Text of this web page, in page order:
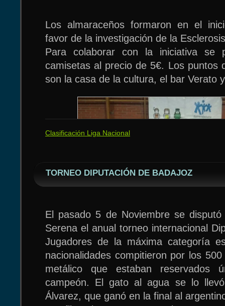
entre ellos. Lucas ganó a Miguel en
semifinales fue Marlon el que se
Fifere cayó derrotada en cuartos
García de Zalamea que sería el
Abel Viorel perdió en octavos de final
La aportación en la alineación de los
“Recio” y “Pérez” fue
choques en el definitivo partido del
partido de desempate que se
interpretado a la perfección por Fermin
estas victorias los almaraceños se
fase de ascenso.
El desarrollo de los encuentros fue el
ITV OCAÑA
TM ALMARAZ VIAJES SIERRA
SERGIO GARCIA-MORENO C.
MARIO GUERRERO S. FERMIN
Los almaraceños formaron en el
favor de la investigación de la
Para colaborar con la iniciativa se
camisetas al precio de 5€. Los puntos
son la casa de la cultura, el bar Verato
El partido comenzó con todo a favor
se atribuyeron rápidamente los
Gabriel Ayuso acortó distancias
imponiéndose a Josue Madera, pero
Sánchez liquidaron el encuentro en los
la segunda victoria de la temporada
Clasificación Liga Nacional
TORNEO DIPUTACIÓN DE BADAJOZ
El pasado 5 de Noviembre se
Serena el anual torneo internacional
Jugadores de la máxima categoría
nacionalidades compitieron por los
metálico que estaban reservados
campeón. El gato al agua se lo
Álvarez, que ganó en la final al